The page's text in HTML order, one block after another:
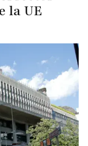
la UE